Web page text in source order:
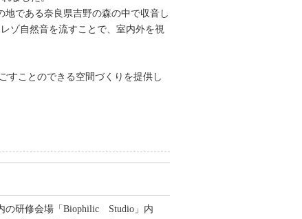
である奈良県吉野の森の中で収音し
ゾ自然音を流すことで、室内外を視
すことのできる空間づくりを提供し
の研修会場「Biophilic Studio」内